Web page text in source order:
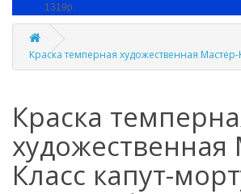
1319р.
Краска темперная художественная
Краска
художественная
Класс капут-